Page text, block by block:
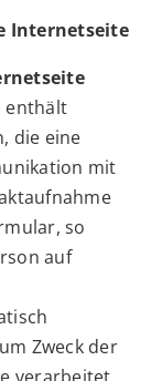
Internetseite
enthält
die eine
mit
so
auf
Zweck der